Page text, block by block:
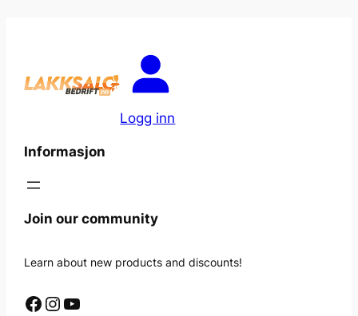
Logg inn
Informasjon
Join our community
Learn about new products and discounts!
Facebook InstagramYouTube